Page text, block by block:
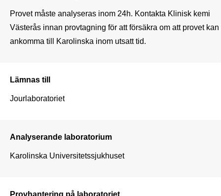
Provet måste analyseras inom 24h. Kontakta Klinisk kemi
Västerås innan provtagning för att försäkra om att provet kan
ankomma till Karolinska inom utsatt tid.
Lämnas till
Jourlaboratoriet
Analyserande laboratorium
Karolinska Universitetssjukhuset
Provhantering på laboratoriet